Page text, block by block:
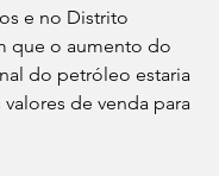
e no Distrito
que o aumento do
do petróleo estaria
de venda para